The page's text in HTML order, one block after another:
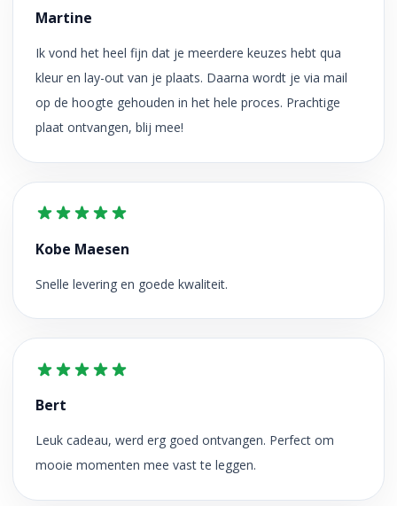
Martine
Ik vond het heel fijn dat je meerdere keuzes hebt qua
kleur en lay-out van je plaats. Daarna wordt je via mail
op de hoogte gehouden in het hele proces. Prachtige
plaat ontvangen, blij mee!
Kobe Maesen
Snelle levering en goede kwaliteit.
Bert
Leuk cadeau, werd erg goed ontvangen. Perfect om
mooie momenten mee vast te leggen.